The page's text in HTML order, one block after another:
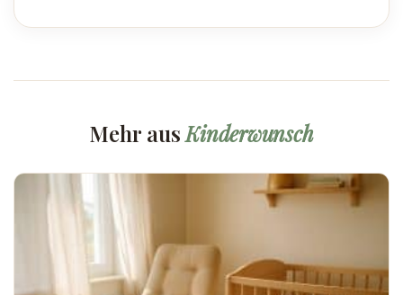
Mehr ausKinderwunsch